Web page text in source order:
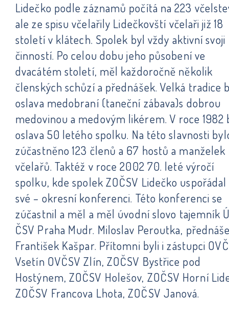
Lidečko podle záznamů počítá na 223
ale ze spisu včelařily Lidečkovští včelaři již 18
století v klátech. Spolek byl vždy aktivní svoji
činností. Po celou dobu jeho působení ve
dvacátém století, měl každoročně několik
členských schůzí a přednášek. Velká tradice
oslava medobraní (taneční zábava)s dobrou
medovinou a medovým likérem. V roce 1982
oslava 50 letého spolku. Na této slavnosti
zúčastněno 123 členů a 67 hostů a manželek
včelařů. Taktéž v roce 2002 70. leté výročí
spolku, kde spolek ZOČSV Lidečko uspořádal
své – okresní konferenci. Této konferenci se
zúčastnil a měl a měl úvodní slovo tajemník
ČSV Praha Mudr. Miloslav Peroutka,
František Kašpar. Přítomni byli i zástupci
Vsetín OVČSV Zlín, ZOČSV Bystřice pod
Hostýnem, ZOČSV Holešov, ZOČSV Horní
ZOČSV Francova Lhota, ZOČSV Janová.